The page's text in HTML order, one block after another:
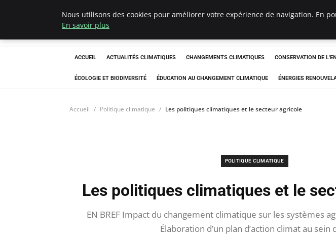
Climatedebtagents
ACCUEIL ACTUALITÉS CLIMATIQUES CHANGEMENTS CLIMATIQUES CONSERVATION DE
ÉCOLOGIE ET BIODIVERSITÉ ÉDUCATION AU CHANGEMENT CLIMATIQUE ÉNERGIES
Accueil Politique climatique Les politiques climatiques et le secteur agricole
POLITIQUE CLIMATIQUE
Les politiques climatiques et le
EN BREF Impact du changement climatique sur les systèmes
Élaboration d’un plan d’action climat au sein
Nous utilisons des cookies pour améliorer votre expérience de navigation. En
En savoir plus